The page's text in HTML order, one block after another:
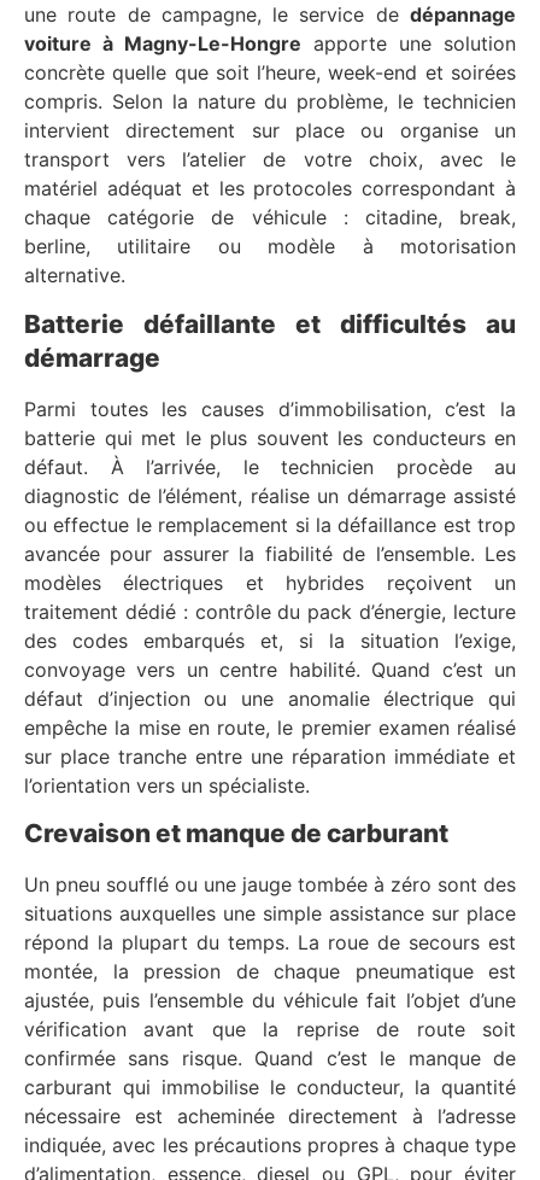
une route de campagne, le service de dépannage
voiture à Magny-Le-Hongre apporte une solution
concrète quelle que soit l’heure, week-end et soirées
compris. Selon la nature du problème, le technicien
intervient directement sur place ou organise un
transport vers l’atelier de votre choix, avec le
matériel adéquat et les protocoles correspondant à
chaque catégorie de véhicule : citadine, break,
berline, utilitaire ou modèle à motorisation
alternative.
Batterie défaillante et difficultés au
démarrage
Parmi toutes les causes d’immobilisation, c’est la
batterie qui met le plus souvent les conducteurs en
défaut. À l’arrivée, le technicien procède au
diagnostic de l’élément, réalise un démarrage assisté
ou effectue le remplacement si la défaillance est trop
avancée pour assurer la fiabilité de l’ensemble. Les
modèles électriques et hybrides reçoivent un
traitement dédié : contrôle du pack d’énergie, lecture
des codes embarqués et, si la situation l’exige,
convoyage vers un centre habilité. Quand c’est un
défaut d’injection ou une anomalie électrique qui
empêche la mise en route, le premier examen réalisé
sur place tranche entre une réparation immédiate et
l’orientation vers un spécialiste.
Crevaison et manque de carburant
Un pneu soufflé ou une jauge tombée à zéro sont des
situations auxquelles une simple assistance sur place
répond la plupart du temps. La roue de secours est
montée, la pression de chaque pneumatique est
ajustée, puis l’ensemble du véhicule fait l’objet d’une
vérification avant que la reprise de route soit
confirmée sans risque. Quand c’est le manque de
carburant qui immobilise le conducteur, la quantité
nécessaire est acheminée directement à l’adresse
indiquée, avec les précautions propres à chaque type
d’alimentation, essence, diesel ou GPL, pour éviter